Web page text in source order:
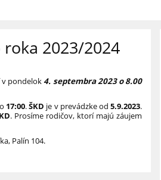
2023/2024
v pondelok4. septembra 2023 o 8.00
17:00.ŠKD je v prevádzke od5.9.2023.
. Prosíme rodičov, ktorí majú záujem
Palín 104.